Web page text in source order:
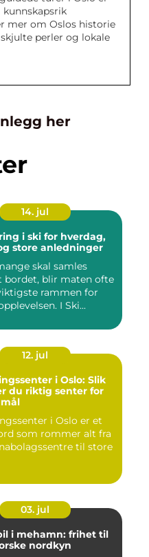
mer om Oslos historie
perler og lokale
her
14. jul
i ski for hverdag,
store anledninger
skal samles
bordet, blir maten ofte
rammen for
I Ski...
12. jul
i Oslo: Slik
du riktig senter for
i Oslo er et
som rommer alt fra
til store
03. jul
i mehamn: frihet til
nordkyn